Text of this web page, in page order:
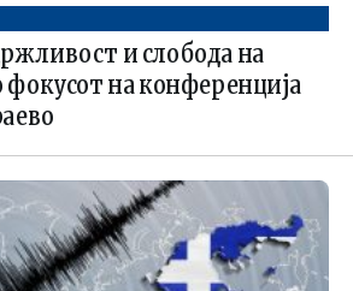
и слобода на
фокусот на конференција